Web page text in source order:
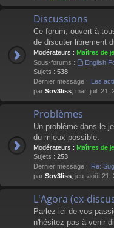
Discussions
Ce forum, ouvert à
de discuter librement
Modérateurs : Maîtres de
Sous-forums :
English
Sujets : 538
Dernier message : Les
par Sov3liss , mar. juil. 21,
Problèmes
Un problème dans le
du mieux possible.
Modérateurs : Maîtres de
Sujets : 253
Dernier message : Re:
par Sov3liss , jeu. août
L'Agora (ex-
Parlez ici de vos
n'hésitez pas à venir